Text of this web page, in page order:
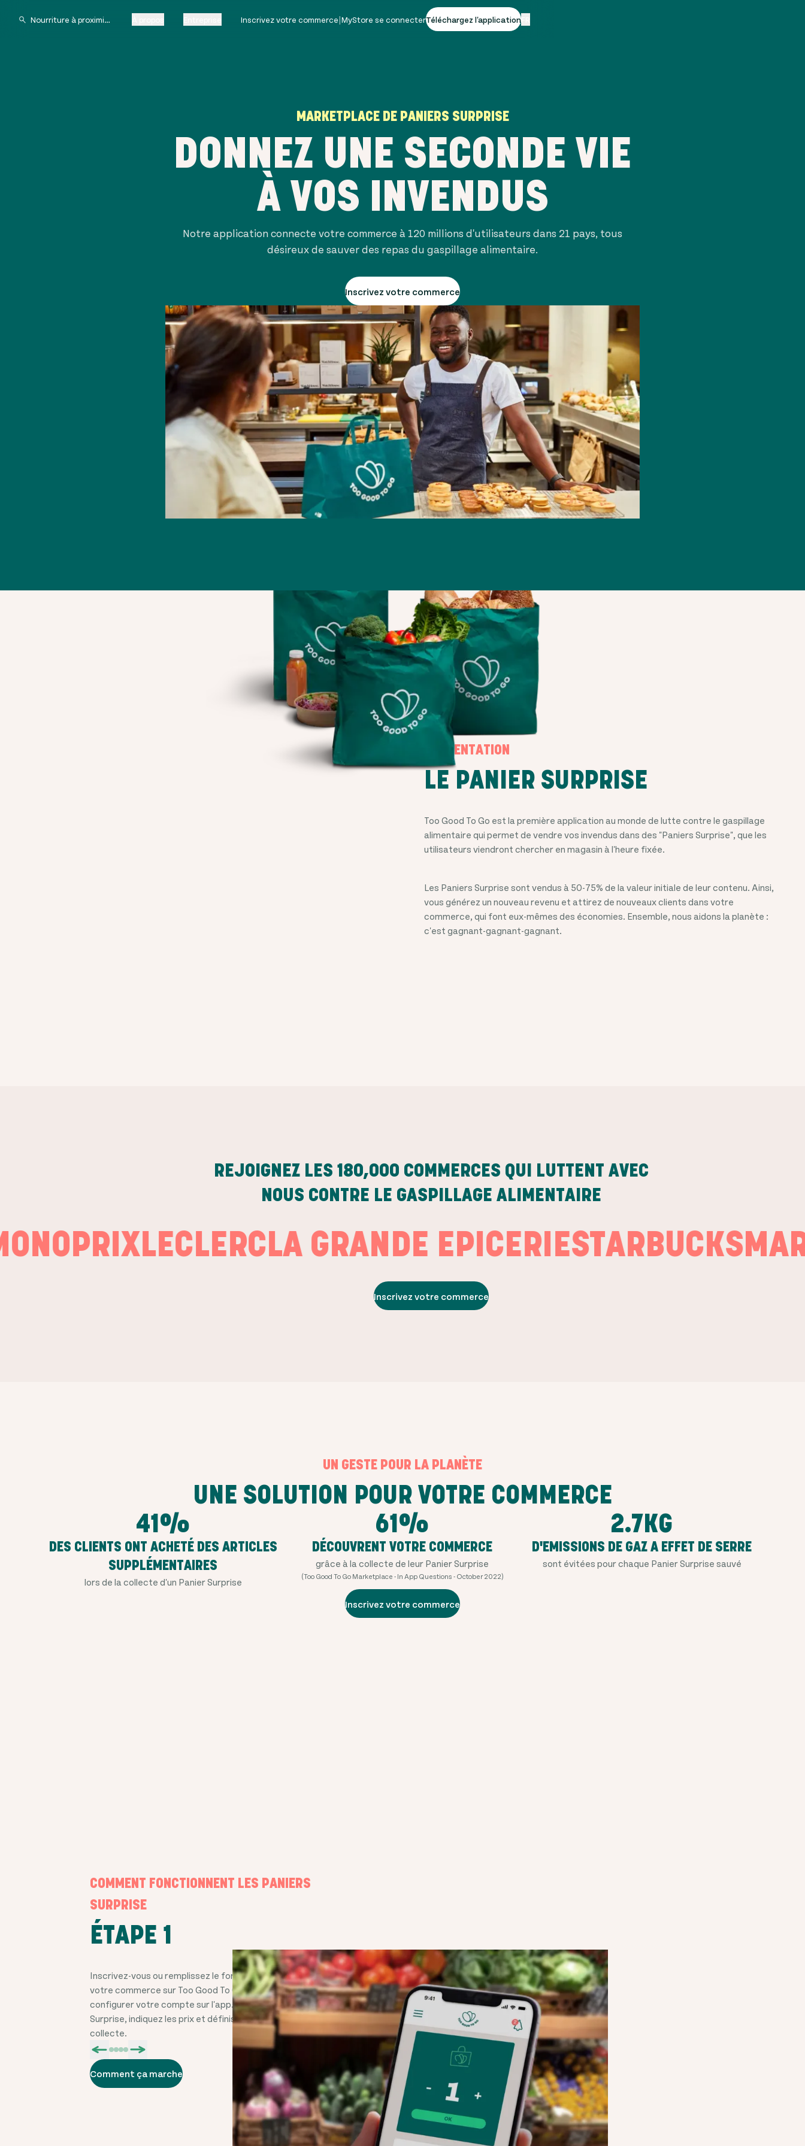
Inscrivez votre commerce|MyStore se connecterTéléchargez l'application
MARKETPLACE DE PANIERS SURPRISE
DONNEZ UNE SECONDE VIE
À VOS INVENDUS
Notre application connecte votre commerce à 120 millions d'utilisateurs dans 21 pays, tous
désireux de sauver des repas du gaspillage alimentaire.
Inscrivez votre commerce
PRÉSENTATION
LE PANIER SURPRISE
Too Good To Go est la première application au monde de lutte contre le gaspillage
alimentaire qui permet de vendre vos invendus dans des "Paniers Surprise", que les
utilisateurs viendront chercher en magasin à l'heure fixée.
Les Paniers Surprise sont vendus à 50-75% de la valeur initiale de leur contenu. Ainsi,
vous générez un nouveau revenu et attirez de nouveaux clients dans votre
commerce, qui font eux-mêmes des économies. Ensemble, nous aidons la planète :
c'est gagnant-gagnant-gagnant.
REJOIGNEZ LES 180,000 COMMERCES QUI LUTTENT AVEC
NOUS CONTRE LE GASPILLAGE ALIMENTAIRE
LECLERCLA GRANDE EPICERIE STARBUCKSMARIE
Inscrivez votre commerce
UN GESTE POUR LA PLANÈTE
UNE SOLUTION POUR VOTRE COMMERCE
41%
DES CLIENTS ONT ACHETÉ DES ARTICLES
SUPPLÉMENTAIRES
lors de la collecte d'un Panier Surprise
61%
DÉCOUVRENT VOTRE COMMERCE
grâce à la collecte de leur Panier Surprise
(Too Good To Go Marketplace - In App Questions - October 2022)
2.7KG
D'EMISSIONS DE GAZ A EFFET DE SERRE
sont évitées pour chaque Panier Surprise sauvé
Inscrivez votre commerce
COMMENT FONCTIONNENT LES PANIERS
SURPRISE
ÉTAPE 1
Inscrivez-vous ou remplissez le formulaire pour inscrire
votre commerce sur Too Good To Go et commencez à
configurer votre compte sur l'app. Ajoutez des Paniers
Surprise, indiquez les prix et définissez une heure de
collecte.
Les utilisateurs ouvrent l'application et peuvent
maintenant voir votre magasin sur la carte et réserver
votre Panier Surprise pour le récupérer.
Comment ça marche